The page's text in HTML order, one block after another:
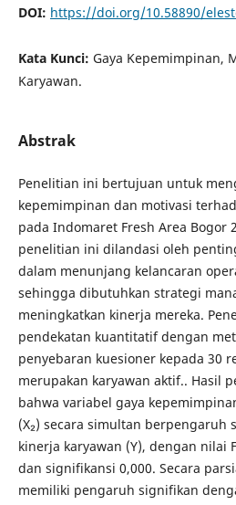
DOI: https://doi.org/10.58890/
Kata Kunci: Gaya Kepemimpinan,
Karyawan.
Abstrak
Penelitian ini bertujuan untuk
kepemimpinan dan motivasi
pada Indomaret Fresh Area Bogor
penelitian ini dilandasi oleh
dalam menunjang kelancaran
sehingga dibutuhkan strategi
meningkatkan kinerja mereka.
pendekatan kuantitatif dengan
penyebaran kuesioner kepada 30
merupakan karyawan aktif.. Hasil
bahwa variabel gaya
(X₂) secara simultan berpengaruh
kinerja karyawan (Y), dengan nilai
dan signifikansi 0,000. Secara
memiliki pengaruh signifikan